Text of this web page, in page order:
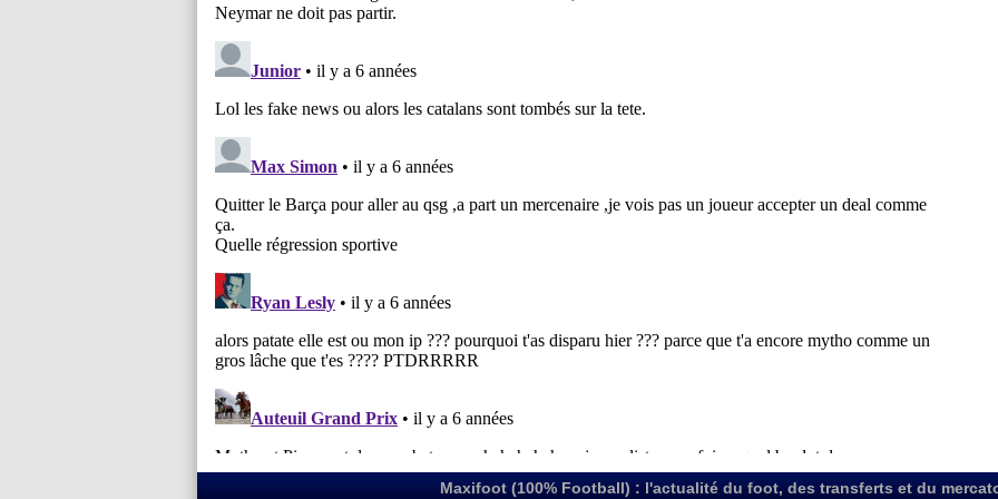
Maxifoot (100% Football) : l'actualité du foot, des transferts et du